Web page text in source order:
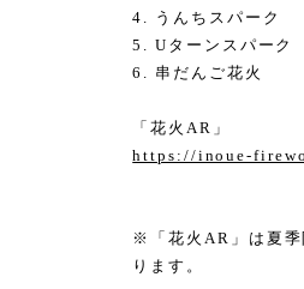
4. うんちスパーク
5. Uターンスパーク
6. 串だんご花火
「花火AR」
https://inoue-
※「花火AR」は夏季
ります。